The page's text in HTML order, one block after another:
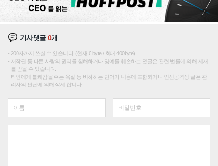
기사댓글0개
200자까지 쓰실 수 있습니다. (현재 0 byte / 최대 400byte)
저작권 등 다른 사람의 권리를 침해하거나 명예를 훼손하는 댓글은 관련 법률에 의해 제재
를 받을 수 있습니다.
타인에게 불쾌감을 주는 욕설 등 비하하는 단어가 내용에 포함되거나 인신공격성 글은 관
리자의 판단에 의해 삭제 합니다.